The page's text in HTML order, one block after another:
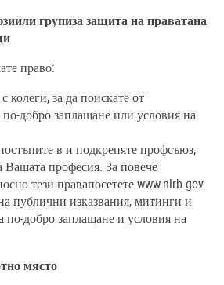
групиза защита на праватана
право:
колеги, за да поискате от
по-добро заплащане или условия на
в и подкрепяте профсъюз,
Вашата професия. За повече
тези правапосетете www.nlrb.gov.
публични изказвания, митинги и
по-добро заплащане и условия на
място